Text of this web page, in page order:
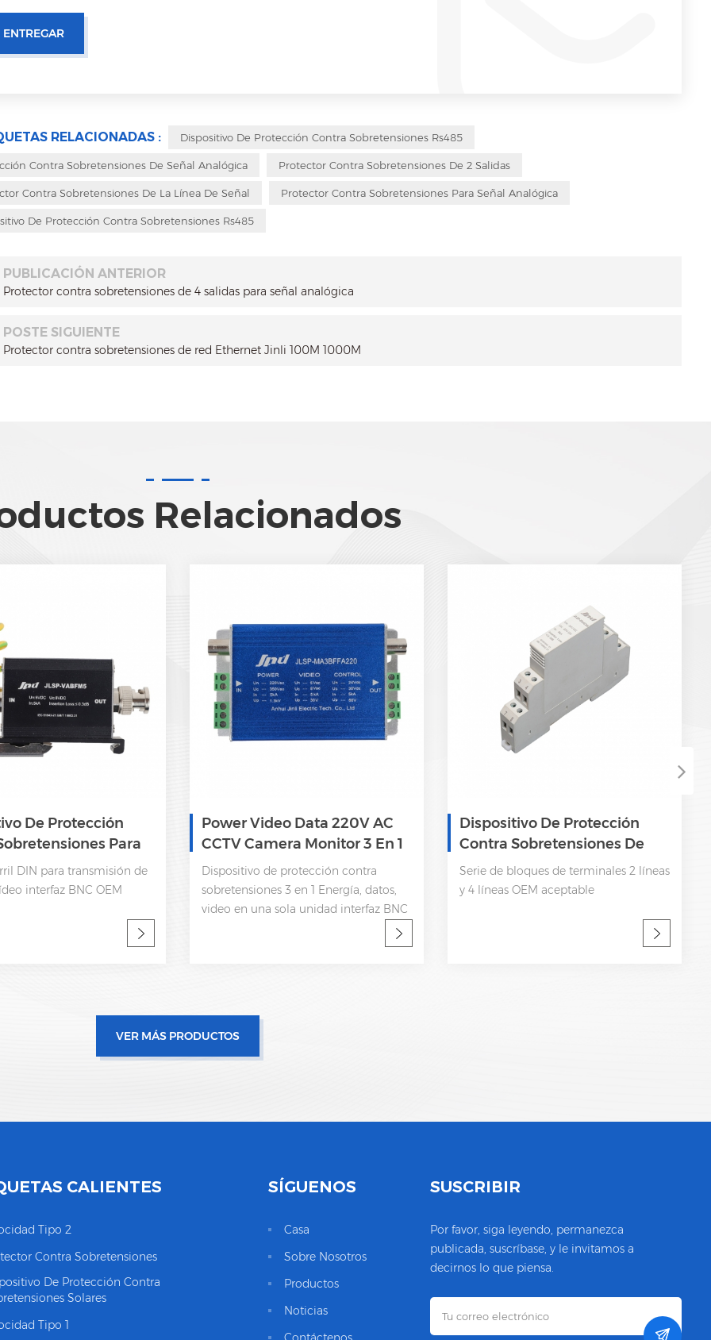
RELACIONADAS : Dispositivo De Protección Contra Sobretensiones Rs485
Contra Sobretensiones De Señal Analógica Protector Contra Sobretensiones De 2 Salidas
Contra Sobretensiones De La Línea De Señal Protector Contra Sobretensiones Para Señal Analógica
De Protección Contra Sobretensiones Rs485
PUBLICACIÓN ANTERIOR
Protector contra sobretensiones de 4 salidas para señal analógica
POSTE SIGUIENTE
Protector contra sobretensiones de red Ethernet Jinli 100M 1000M
Relacionados
De Protección
Para
De Datos De
DIN para transmisión de
interfaz BNC OEM
Power Video Data 220V AC
CCTV Camera Monitor 3 En 1
Dispositivo De Protección
Contra Sobretensiones
Dispositivo de protección contra
sobretensiones 3 en 1 Energía, datos,
video en una sola unidad interfaz BNC
Dispositivo De Protección
Contra Sobretensiones De
Señal RS485
Serie de bloques de terminales 2 líneas
y 4 líneas OEM aceptable
VER MÁS PRODUCTOS
SUSCRIBIR
Por favor, siga leyendo, permanezca
publicada, suscríbase, y le invitamos a
decirnos lo que piensa.
CALIENTES
Tipo 2
Contra Sobretensiones
De Protección Contra
Solares
Tipo 1
SÍGUENOS
Casa
Sobre Nosotros
Productos
Noticias